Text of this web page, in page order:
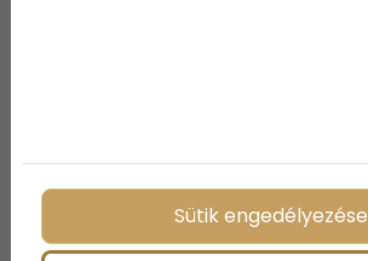
Sütik engedélyezése